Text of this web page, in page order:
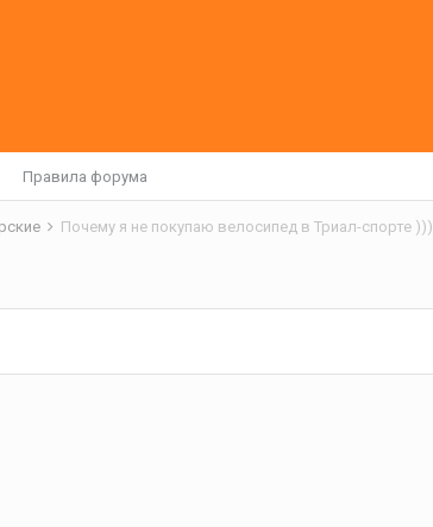
Правила форума
Почему я не покупаю велосипед в Триал-спорте )))